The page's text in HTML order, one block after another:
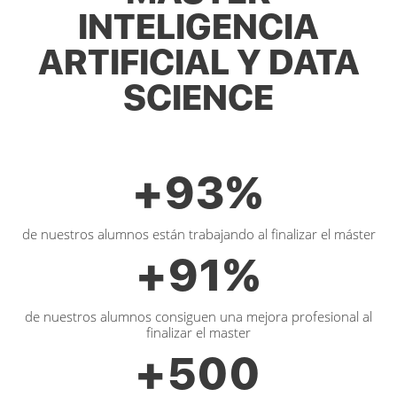
INTELIGENCIA
ARTIFICIAL Y DATA
SCIENCE
+93%
de nuestros alumnos están trabajando al finalizar el máster
+91%
de nuestros alumnos consiguen una mejora profesional al
finalizar el master
+500